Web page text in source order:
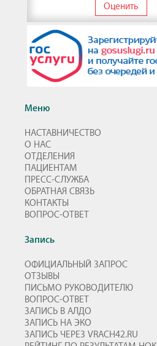
Оценить
Меню
НАСТАВНИЧЕСТВО
О НАС
ОТДЕЛЕНИЯ
ПАЦИЕНТАМ
ПРЕСС-СЛУЖБА
ОБРАТНАЯ СВЯЗЬ
КОНТАКТЫ
ВОПРОС-ОТВЕТ
Запись
ОФИЦИАЛЬНЫЙ ЗАПРОС
ОТЗЫВЫ
ПИСЬМО РУКОВОДИТЕЛЮ
ВОПРОС-ОТВЕТ
ЗАПИСЬ В АЛДО
ЗАПИСЬ НА ЭКО
ЗАПИСЬ ЧЕРЕЗ VRACH42.RU